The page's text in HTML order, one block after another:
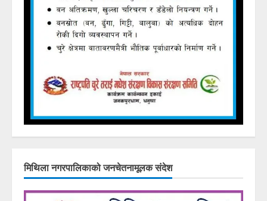
मिथिला नगरपालिकाको जनचेतनामूलक संदेश